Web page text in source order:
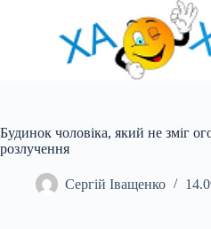
Будинок чоловіка, який не зміг
розлучення
Сергій Іващенко